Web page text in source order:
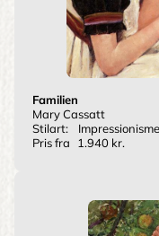
Familien
Mary Cassatt
Stilart:
Impressionisme
Pris fra
1.940 kr.